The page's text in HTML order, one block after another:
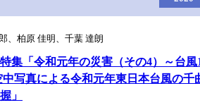
、柏原 佳明、千葉 達朗
集「令和元年の災害（その4）～台風
写真による令和元年東日本台風の千
」